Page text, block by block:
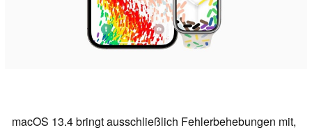
macOS 13.4 bringt ausschließlich Fehlerbehebungen mit,